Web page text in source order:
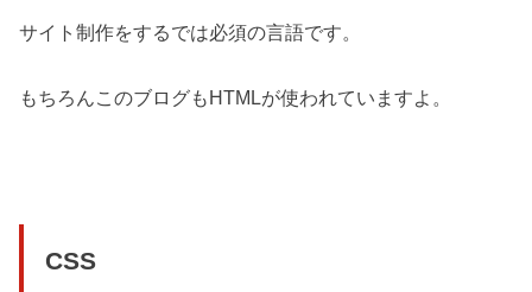
サイト制作をするでは必須の言語です。
もちろんこのブログもHTMLが使われていますよ。
CSS